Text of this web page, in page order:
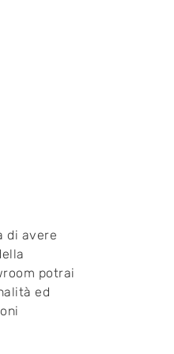
di avere
potrai
ed